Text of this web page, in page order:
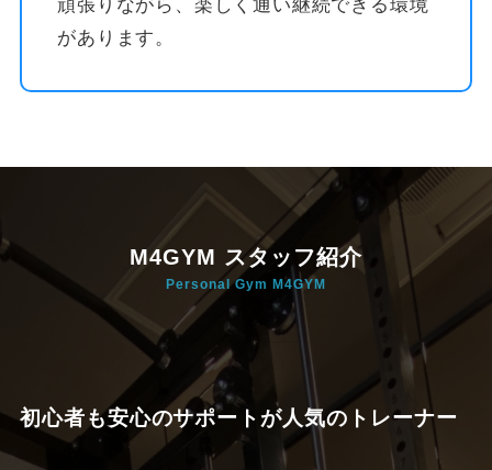
頑張りながら、楽しく通い継続できる環境
があります。
M4GYM スタッフ紹介
Personal Gym M4GYM
初心者も安心のサポートが人気のトレーナー